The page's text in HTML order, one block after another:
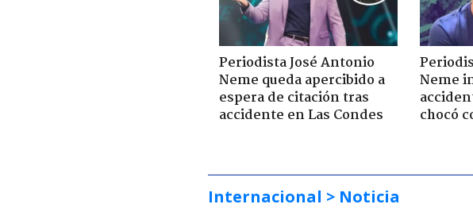
Periodista José Antonio
Neme queda apercibido a
espera de citación tras
accidente en Las Condes
Neme
chocó
Internacional > Noticia